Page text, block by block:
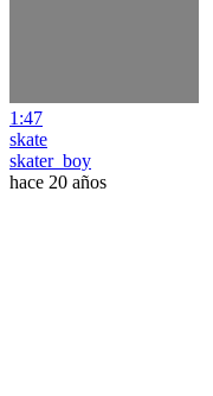
1:47
skate
skater_boy
hace 20 años